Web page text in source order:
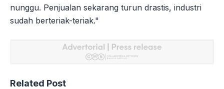
nunggu. Penjualan sekarang turun drastis, industri
sudah berteriak-teriak."
Related Post